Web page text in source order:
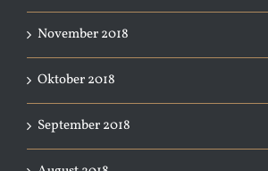
November 2018
Oktober 2018
September 2018